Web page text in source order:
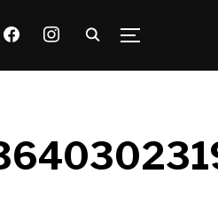
facebookinstagram